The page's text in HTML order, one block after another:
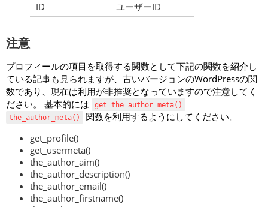
ID
ユーザーID
注意
プロフィールの項目を取得する関数として下記の関数を紹介し
ている記事も見られますが、古いバージョンのWordPressの関
数であり、現在は利用が非推奨となっていますので注意してく
ださい。 基本的には
get_the_author_meta()
the_author_meta()
関数を利用するようにしてください。
get_profile()
get_usermeta()
the_author_aim()
the_author_description()
the_author_email()
the_author_firstname()